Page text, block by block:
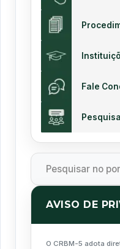
Fale
AVISO DE
O CRBM-5 adota